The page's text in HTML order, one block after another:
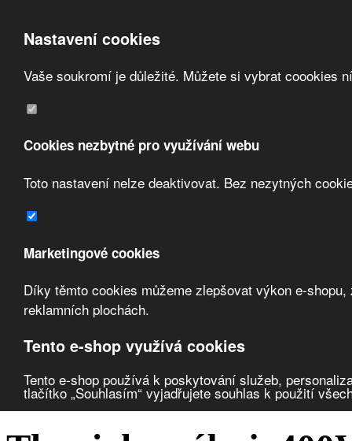
Nastavení cookies
Vaše soukromí je důležité. Můžete si vybrat coookies
Cookies nezbytné pro využívání webu
Toto nastavení nelze deaktivovat. Bez nezytných
Marketingové cookies
Díky těmto cookies můžeme zlepšovat výkon e-
reklamních plochách.
Tento e-shop využívá cookies
Tento e-shop používá k poskytování služeb,
tlačítko „Souhlasím“ vyjadřujete souhlas k použití
Přeskočit na hlavní obsah/Přeskočit na doplňující obsah
Kontakt
Zvolte měnu:
Přihlásit uživatele
Porovnat produkty 0
Úvod Osvětlovací technika příslušenství tlumivky pro výbojky